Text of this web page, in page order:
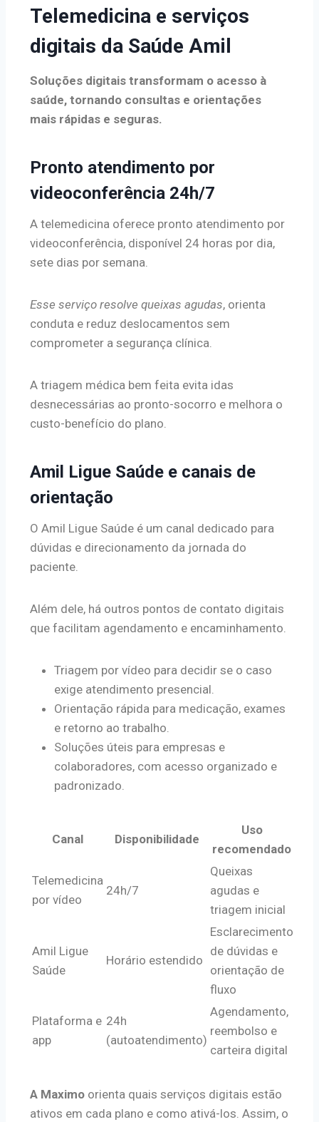
Telemedicina e serviços
digitais da Saúde Amil
Soluções digitais transformam o acesso à
saúde, tornando consultas e orientações
mais rápidas e seguras.
Pronto atendimento por
videoconferência 24h/7
A telemedicina oferece pronto atendimento por
videoconferência, disponível 24 horas por dia,
sete dias por semana.
Esse serviço resolve queixas agudas, orienta
conduta e reduz deslocamentos sem
comprometer a segurança clínica.
A triagem médica bem feita evita idas
desnecessárias ao pronto-socorro e melhora o
custo-benefício do plano.
Amil Ligue Saúde e canais de
orientação
O Amil Ligue Saúde é um canal dedicado para
dúvidas e direcionamento da jornada do
paciente.
Além dele, há outros pontos de contato digitais
que facilitam agendamento e encaminhamento.
Triagem por vídeo para decidir se o caso
exige atendimento presencial.
Orientação rápida para medicação, exames
e retorno ao trabalho.
Soluções úteis para empresas e
colaboradores, com acesso organizado e
padronizado.
Canal Disponibilidade
Uso
recomendado
Telemedicina
por vídeo
24h/7
Queixas
agudas e
triagem inicial
Amil Ligue
Saúde
Horário estendido
Esclarecimento
de dúvidas e
orientação de
fluxo
Plataforma e
app
24h
(autoatendimento)
Agendamento,
reembolso e
carteira digital
A Maximo orienta quais serviços digitais estão
ativos em cada plano e como ativá-los. Assim, o